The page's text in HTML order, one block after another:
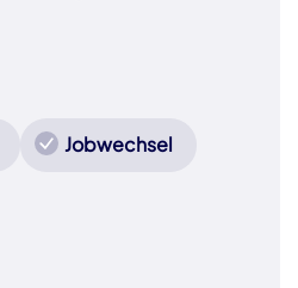
Jobwechsel